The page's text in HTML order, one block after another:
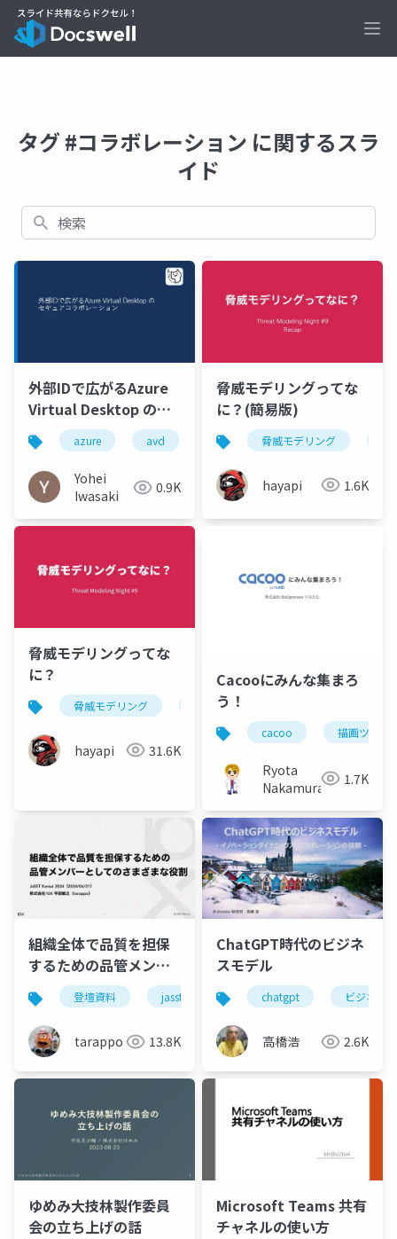
タグ #コラボレーション に関するスラ
イド
検索
外部IDで広がるAzure
Virtual Desktop のセ
キュアコラボレーショ
ン
azure avd
Yohei
Iwasaki
0.9K
脅威モデリングってな
に？(簡易版)
脅威モデリング
hayapi 1.6K
脅威モデリングってな
に？
脅威モデリング threat modeling
hayapi 31.6K
Cacooにみんな集まろ
う！
cacoo 描画ツール
Ryota
Nakamura
1.7K
組織全体で品質を担保
するための品管メンバ
ーとしてのさまざまな
役割
登壇資料 jasst jasst kansai qa
tarappo 13.8K
ChatGPT時代のビジネ
スモデル
chatgpt ビジネス
高橋浩 2.6K
ゆめみ大技林製作委員
会の立ち上げの話
Microsoft Teams 共有
チャネルの使い方